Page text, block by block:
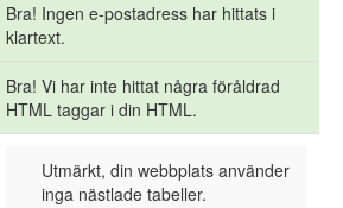
Bra! Ingen e-postadress har hittats i
klartext.
Bra! Vi har inte hittat några föråldrad
HTML taggar i din HTML.
Utmärkt, din webbplats använder
inga nästlade tabeller.